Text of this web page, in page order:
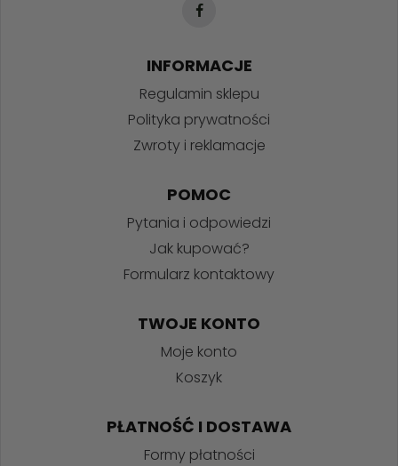
INFORMACJE
Regulamin sklepu
Polityka prywatności
Zwroty i reklamacje
POMOC
Pytania i odpowiedzi
Jak kupować?
Formularz kontaktowy
TWOJE KONTO
Moje konto
Koszyk
PŁATNOŚĆ I DOSTAWA
Formy płatności